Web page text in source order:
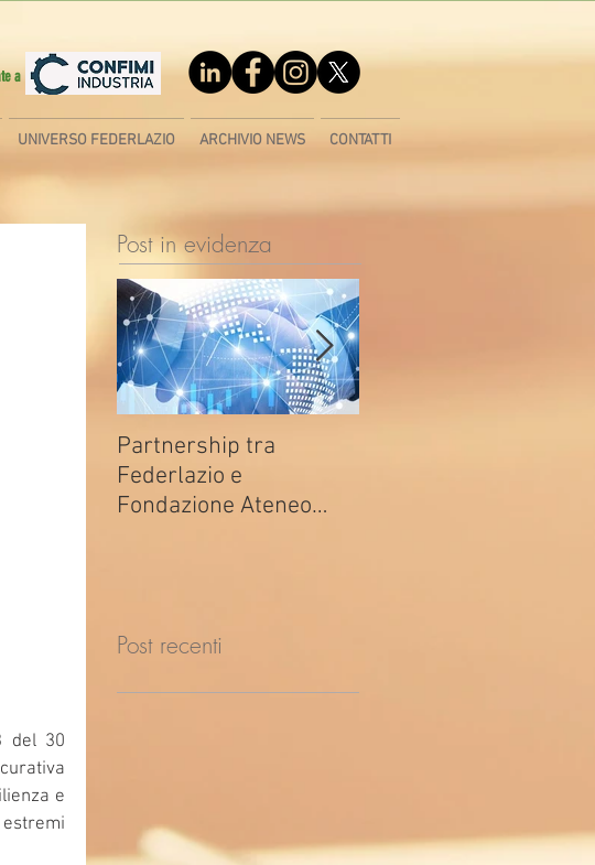
a
UNIVERSO FEDERLAZIO ARCHIVIO NEWS CONTATTI
del 30
e
Post in evidenza
Partnership tra
Federlazio e
Fondazione Ateneo
Post recenti